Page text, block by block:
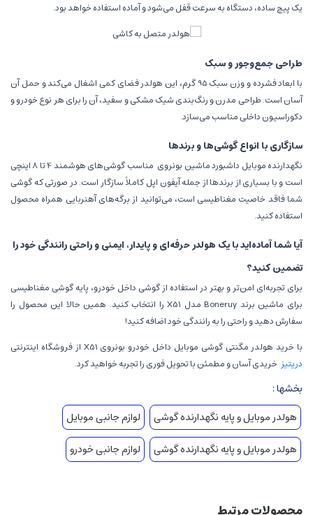
یک پیچ ساده، دستگاه به سرعت قفل می‌شود و آماده استفاده خواهد بود.
طراحی جمع‌وجور و سبک
با ابعاد فشرده و وزن سبک 95 گرم، این هولدر فضای کمی اشغال می‌کند و حمل آن
آسان است. طراحی مدرن و رنگ‌بندی شیک مشکی و سفید، آن را برای هر نوع خودرو و
دکوراسیون داخلی مناسب می‌سازد.
سازگاری با انواع گوشی‌ها و برندها
نگهدارنده موبایل داشبورد ماشین بونروی
مناسب گوشی‌های هوشمند 4 تا 8 اینچی
است و با بسیاری از برندها از جمله آیفون اپل کاملاً سازگار است. در صورتی که گوشی
شما فاقد خاصیت مغناطیسی است، می‌توانید از برگه‌های آهنربایی همراه محصول
استفاده کنید.
آیا شما آماده‌اید با یک هولدر حرفه‌ای و پایدار، ایمنی و راحتی رانندگی خود را
تضمین کنید؟
برای تجربه‌ای امن‌تر و بهتر در استفاده از گوشی داخل خودرو، پایه گوشی مغناطیسی
برای ماشین برند Boneruy مدل X51 را انتخاب کنید. همین حالا این محصول را
سفارش دهید و راحتی را به رانندگی خود اضافه کنید!
با خرید هولدر مگنتی گوشی موبایل داخل خودرو بونروی X51 از فروشگاه اینترنتی
دریتیز خریدی آسان و مطمئن با تحویل فوری را تجربه خواهید کرد.
بخشها :
هولدر موبایل و پایه نگهدارنده گوشی
لوازم جانبی موبایل
هولدر موبایل و پایه نگهدارنده گوشی
لوازم جانبی خودرو